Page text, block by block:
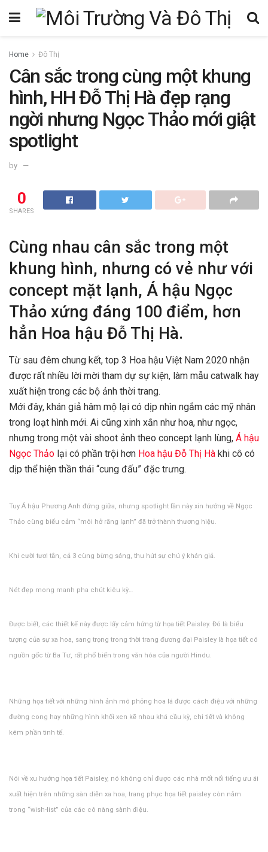
Home Đô Thị
Cân sắc trong cùng một khung
hình, HH Đỗ Thị Hà đẹp rạng
ngời nhưng Ngọc Thảo mới giật
spotlight
by
0
SHARES
Cùng nhau cân sắc trong một
khung hình, nhưng có vẻ như với
concept mặt lạnh, Á hậu Ngọc
Thảo xứng đáng 100 điểm, hơn
hẳn Hoa hậu Đỗ Thị Hà.
Từ sau đêm chung kết, top 3 Hoa hậu Việt Nam 2020 nhận
được rất nhiều lời mời tham dự sự kiện, làm mẫu catwalk hay
xuất hiện trong các bộ ảnh thời trang.
Mới đây, khán giả hâm mộ lại có dịp nhìn ngắm các mỹ nhân
trong loạt hình mới. Ai cũng xinh xắn như hoa, như ngọc,
nhưng trong một vài shoot ảnh theo concept lạnh lùng, Á hậu
Ngọc Thảo lại có phần trội hơn Hoa hậu Đỗ Thị Hà khi cô có
dịp thể hiện thần thái “cung đấu” đặc trưng.
Tuy Á hậu Phương Anh đứng giữa, nhưng spotlight lần này xin hướng về Ngọc
Thảo cùng biểu cảm “môi hở răng lạnh” đã trở thành thương hiệu.
Khi cười tươi tắn, cả 3 cùng bừng sáng, thu hút sự chú ý khán giả.
Nét đẹp mong manh pha chút kiêu kỳ…
Được biết, các thiết kế này được lấy cảm hứng từ họa tiết Paisley. Đó là biểu
tượng của sự xa hoa, sang trọng trong thời trang đương đại Paisley là họa tiết có
nguồn gốc từ Ba Tư, rất phổ biến trong văn hóa của người Hindu.
Những họa tiết với những hình ảnh mô phỏng hoa lá được cách điệu với những
đường cong hay những hình khối xen kẽ nhau khá cầu kỳ, chi tiết và không
kém phần tinh tế.
Nói về xu hướng họa tiết Paisley, nó không chỉ được các nhà mốt nổi tiếng ưu ái
xuất hiện trên những sàn diễn xa hoa, trang phục họa tiết paisley còn nằm
trong “wish-list” của các cô nàng sành điệu.